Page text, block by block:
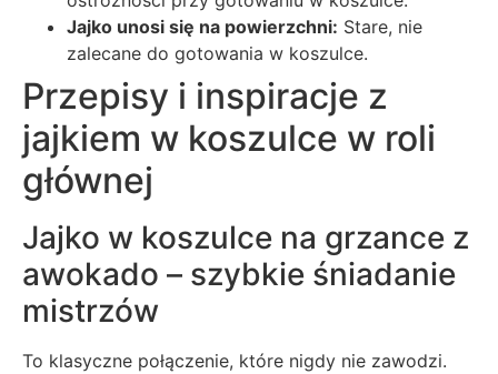
Jajko unosi się na powierzchni: Stare, nie
zalecane do gotowania w koszulce.
Przepisy i inspiracje z
jajkiem w koszulce w roli
głównej
Jajko w koszulce na grzance z
awokado – szybkie śniadanie
mistrzów
To klasyczne połączenie, które nigdy nie zawodzi.